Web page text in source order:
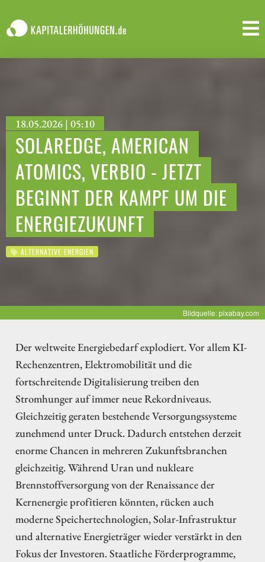
18.05.2026 | 05:10
SOLAREDGE, AMERICAN
ATOMICS, VERBIO - JETZT
BEGINNT DER KAMPF UM DIE
ENERGIEZUKUNFT
ALTERNATIVE ENERGIEN
Bildquelle: pixabay.com
Der weltweite Energiebedarf explodiert. Vor allem KI-
Rechenzentren, Elektromobilität und die
fortschreitende Digitalisierung treiben den
Stromhunger auf immer neue Rekordniveaus.
Gleichzeitig geraten bestehende Versorgungssysteme
zunehmend unter Druck. Dadurch entstehen derzeit
enorme Chancen in mehreren Zukunftsbranchen
gleichzeitig. Während Uran und nukleare
Brennstoffversorgung von der Renaissance der
Kernenergie profitieren könnten, rücken auch
moderne Speichertechnologien, Solar-Infrastruktur
und alternative Energieträger wieder verstärkt in den
Fokus der Investoren. Staatliche Förderprogramme,